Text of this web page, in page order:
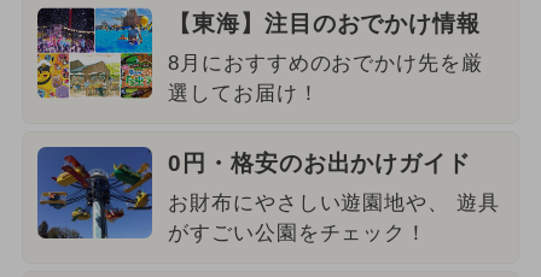
【東海】注目のおでかけ情報
8月におすすめのおでかけ先を厳
選してお届け！
0円・格安のお出かけガイド
お財布にやさしい遊園地や、 遊具
がすごい公園をチェック！